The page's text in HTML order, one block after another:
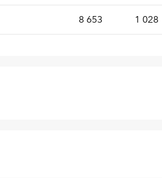
8 653 1 028